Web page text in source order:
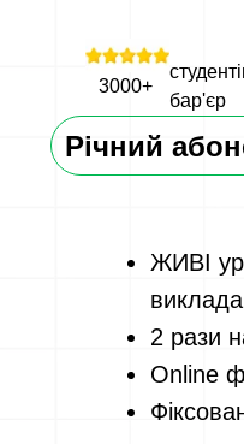
Річний
ЖИВІ
2 рази
Online
бар'єр
3000+